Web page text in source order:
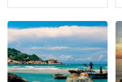
Tho – Ho Chi Minh Ville